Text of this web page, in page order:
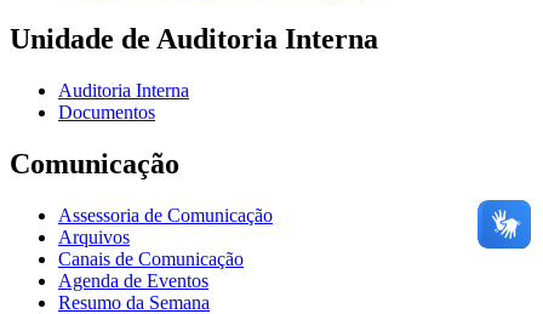
Unidade de Auditoria Interna
Auditoria Interna
Documentos
Comunicação
Assessoria de Comunicação
Arquivos
Canais de Comunicação
Agenda de Eventos
Resumo da Semana